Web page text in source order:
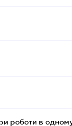
роботи в